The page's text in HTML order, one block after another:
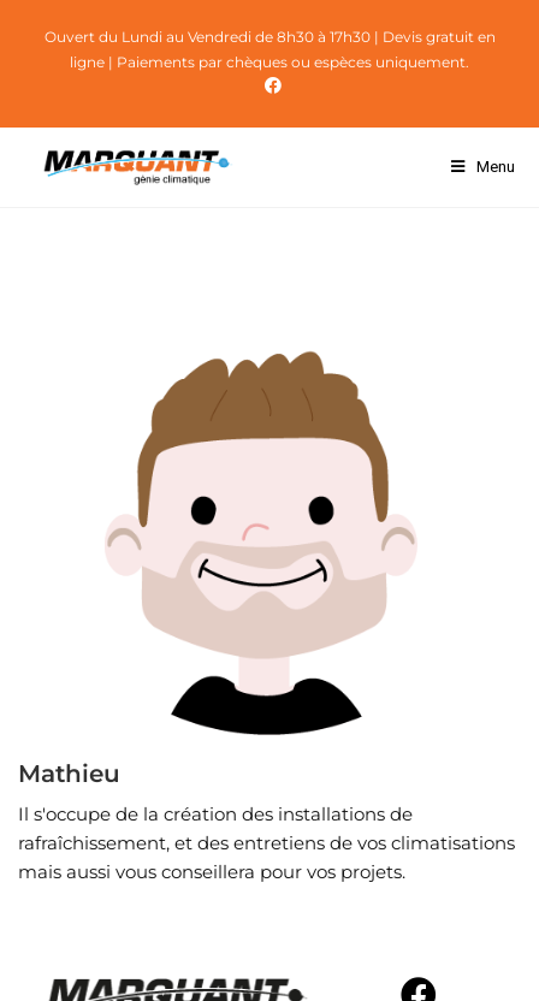
Ouvert du Lundi au Vendredi de 8h30 à 17h30| Devis gratuit en
ligne | Paiements par chèques ou espèces uniquement.
Menu
Mathieu
Il s'occupe de la création des installations de
rafraîchissement, et des entretiens de vos climatisations
mais aussi vous conseillera pour vos projets.